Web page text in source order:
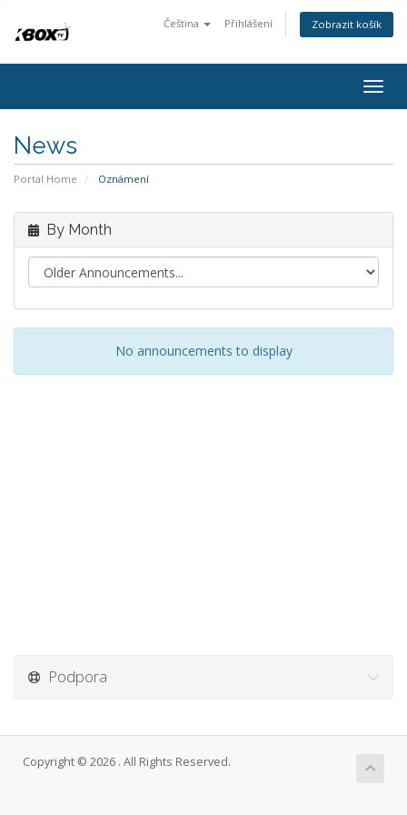
Čeština Přihlášení Zobrazit košík
News
Portal Home Oznámení
By Month
No announcements to display
Podpora
Copyright © 2026 . All Rights Reserved.